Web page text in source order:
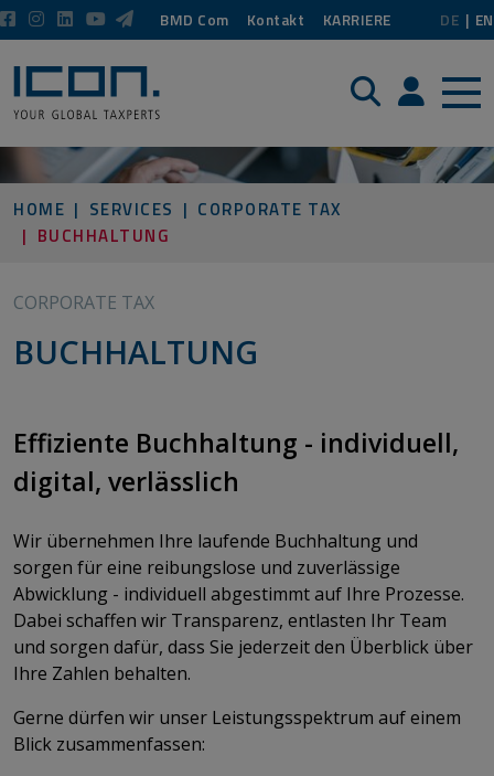
BMD Com Kontakt KARRIERE DE EN
Suche Login /
HOME SERVICES
CORPORATE TAX
BUCHHALTUNG
CORPORATE TAX
BUCHHALTUNG
Effiziente Buchhaltung - individuell,
digital, verlässlich
Wir übernehmen Ihre laufende Buchhaltung und
sorgen für eine reibungslose und zuverlässige
Abwicklung - individuell abgestimmt auf Ihre Prozesse.
Dabei schaffen wir Transparenz, entlasten Ihr Team
und sorgen dafür, dass Sie jederzeit den Überblick über
Ihre Zahlen behalten.
Gerne dürfen wir unser Leistungsspektrum auf einem
Blick zusammenfassen: ​​​​​​​